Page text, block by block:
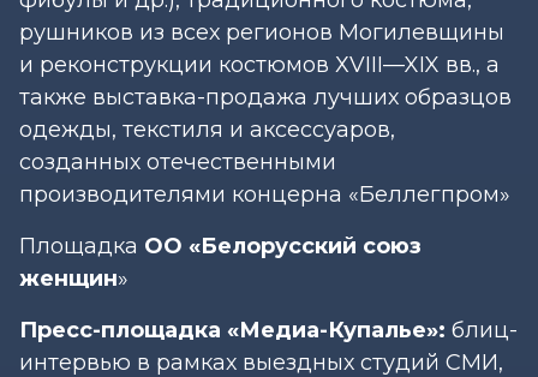
рушников из всех регионов Могилевщины
и реконструкции костюмов ХVIII—XIX вв., а
также выставка-продажа лучших образцов
одежды, текстиля и аксессуаров,
созданных отечественными
производителями концерна «Беллегпром»
Площадка ОО «Белорусский союз
женщин»
Пресс-площадка «Медиа-Купалье»: блиц-
интервью в рамках выездных студий СМИ,